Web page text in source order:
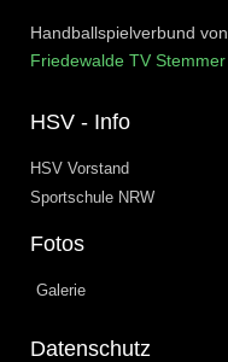
Handballspielverbund von
Friedewalde TV Stemmer
HSV - Info
HSV Vorstand
Sportschule NRW
Fotos
Galerie
Datenschutz